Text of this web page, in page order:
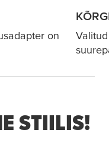
on
STIILIS!